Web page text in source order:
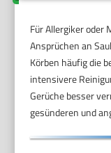
Für Allergiker oder
Ansprüchen an
Körben häufig die
intensivere
Gerüche besser
gesünderen und